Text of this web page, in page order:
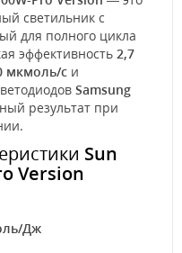
светильник с
для полного цикла
эффективность 2,7
мкмоль/с и
Samsung
результат при
Sun
Version
Дж